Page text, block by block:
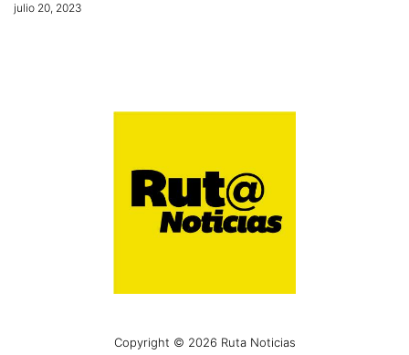
julio 20, 2023
Copyright © 2026 Ruta Noticias